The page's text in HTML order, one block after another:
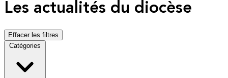
Les actualités du diocèse
Effacer les filtres
Catégories